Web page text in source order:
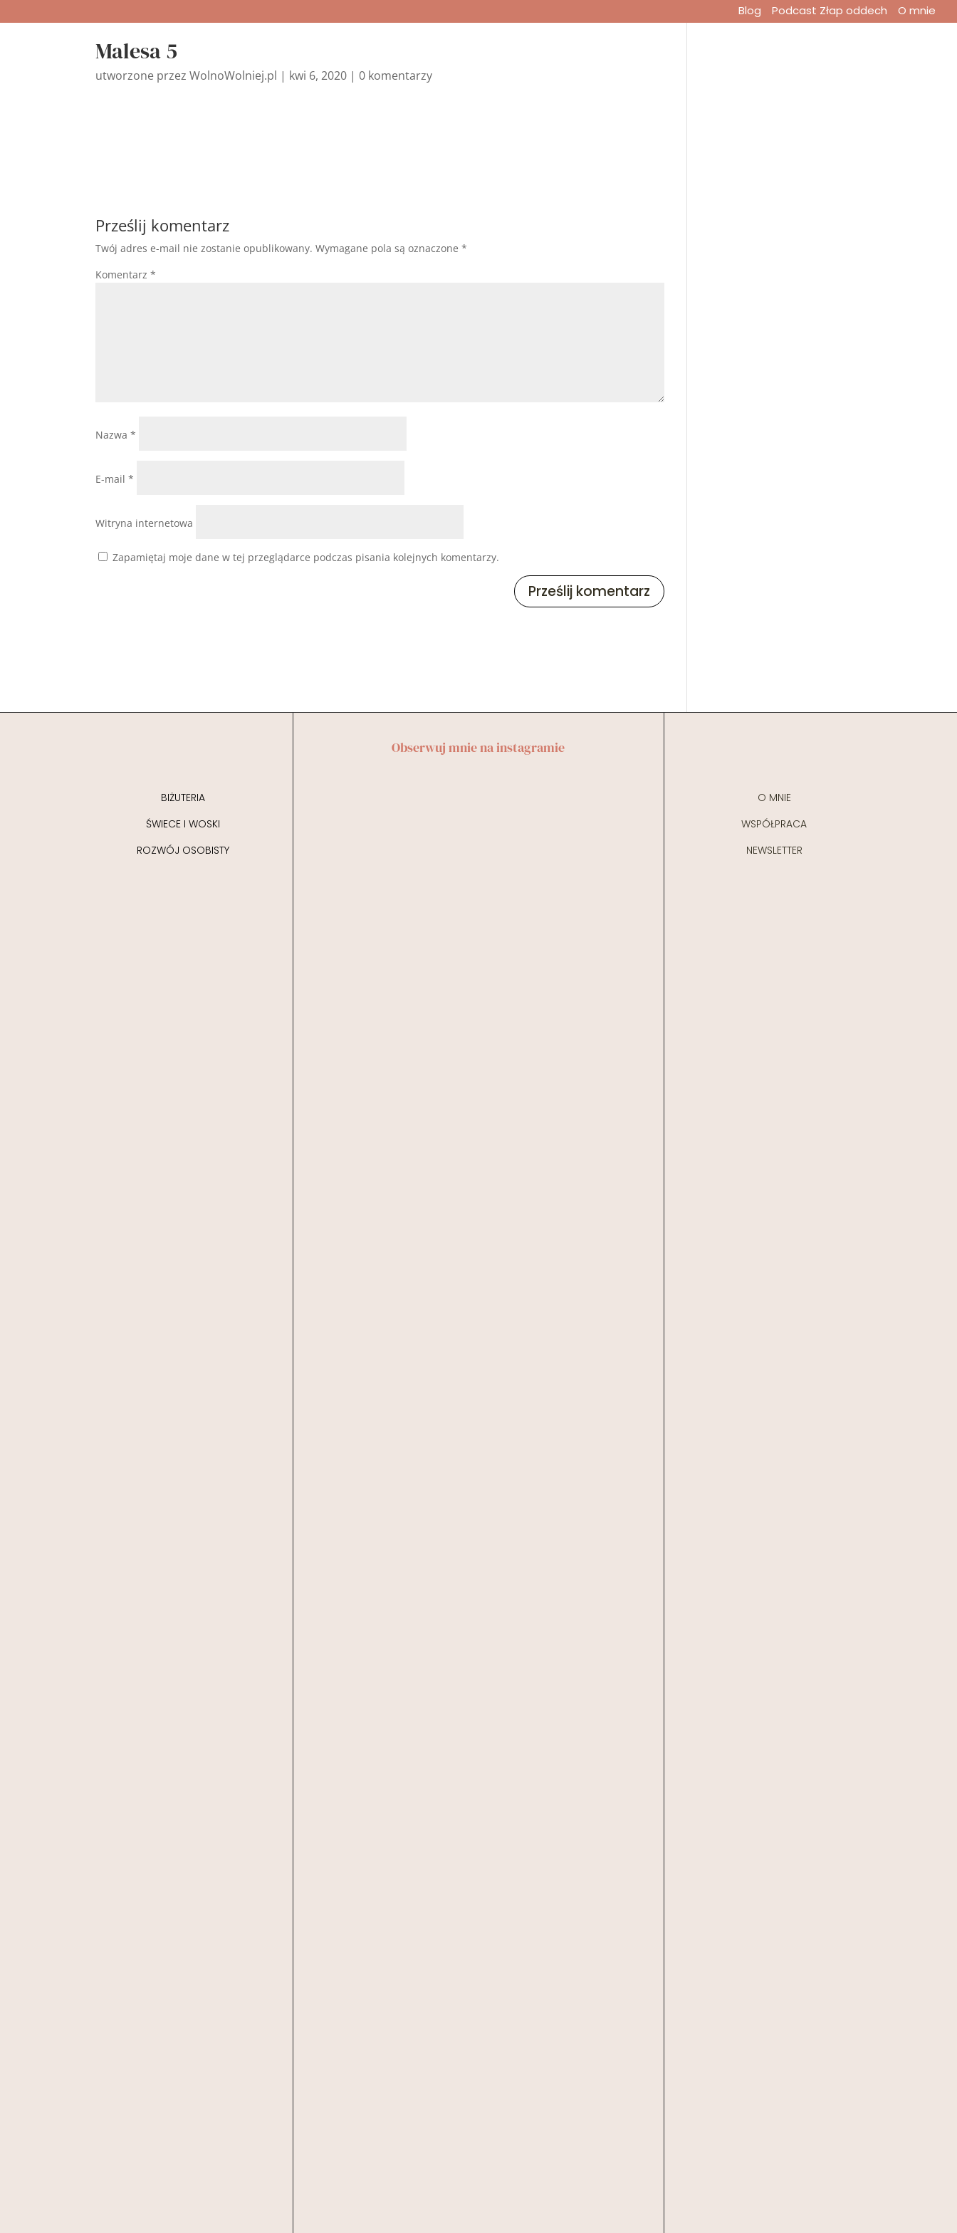
Blog Podcast Złap oddech O mnie
Malesa 5
utworzone przezWolnoWolniej.pl | kwi 6, 2020 |0 komentarzy
Prześlij komentarz
Twój adres e-mail nie zostanie opublikowany. Wymagane pola są oznaczone*
Komentarz*
Nazwa*
E-mail*
Witryna internetowa
Zapamiętaj moje dane w tej przeglądarce podczas pisania kolejnych komentarzy.
BIŻUTERIA
ŚWIECE I WOSKI
ROZWÓJ OSOBISTY
Obserwuj mnie na instagramie
O MNIE
WSPÓŁPRACA
NEWSLETTER